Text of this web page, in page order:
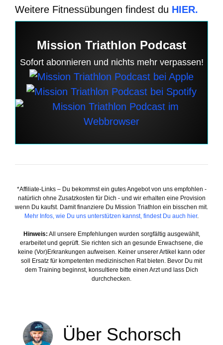
Weitere Fitnessübungen findest du HIER.
Mission Triathlon Podcast
Sofort abonnieren und nichts mehr verpassen!
*Affiliate-Links – Du bekommst ein gutes Angebot von uns empfohlen -
natürlich ohne Zusatzkosten für Dich - und wir erhalten eine Provision
wenn Du kaufst. Damit finanziere Du Mission Triathlon ein bisschen mit.
Mehr Infos, wie Du uns unterstützen kannst, findest Du auch hier.
Hinweis: All unsere Empfehlungen wurden sorgfältig ausgewählt,
erarbeitet und geprüft. Sie richten sich an gesunde Erwachsene, die
keine (Vor)Erkrankungen aufweisen. Keiner unserer Artikel kann oder
soll Ersatz für kompetenten medizinischen Rat bieten. Bevor Du mit
dem Training beginnst, konsultiere bitte einen Arzt und lass Dich
durchchecken.
Über Schorsch